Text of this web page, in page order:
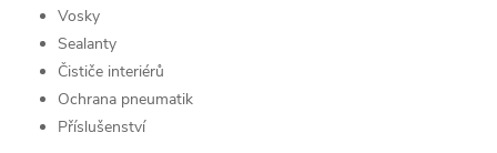
Vosky
Sealanty
Čističe interiérů
Ochrana pneumatik
Příslušenství